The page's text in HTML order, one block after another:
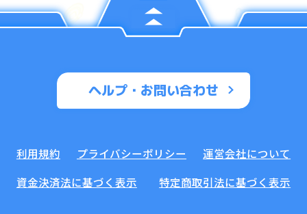
ヘルプ・お問い合わせ
利用規約 プライバシーポリシー
運営会社について
資金決済法に基づく表示
特定商取引法に基づく表示